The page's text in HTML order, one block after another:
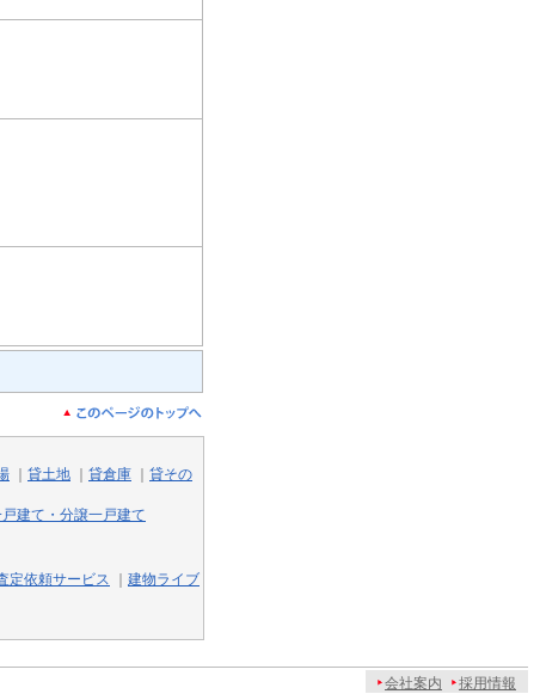
貸土地 貸倉庫
貸その
建て・分譲一戸建て
定依頼サービス
建物ライブ
会社案内 採用情報